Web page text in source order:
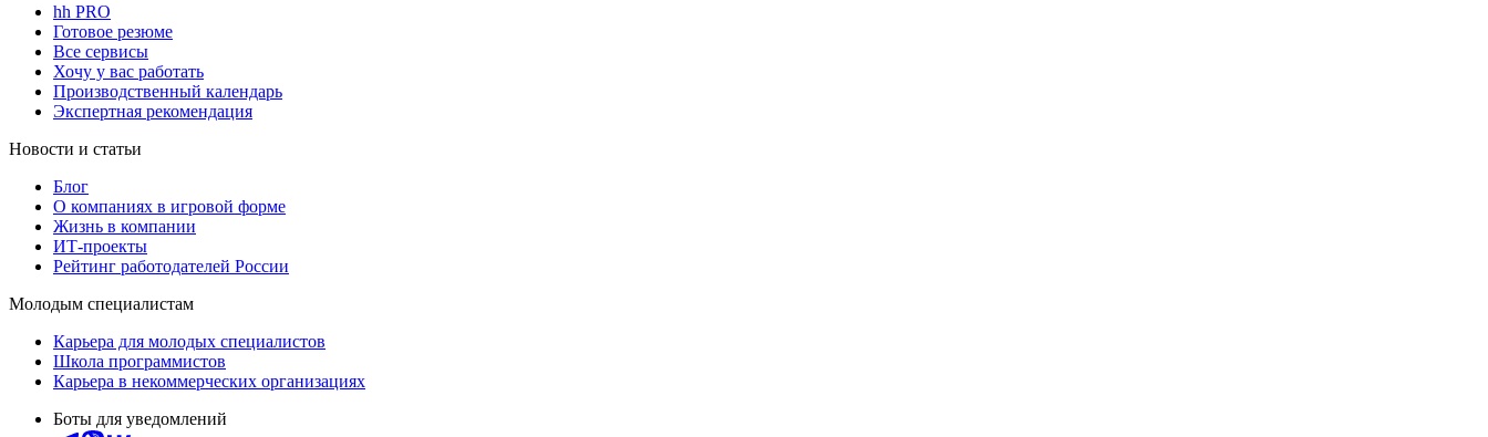
hh PRO
Готовое резюме
Все сервисы
Хочу у вас работать
Производственный календарь
Экспертная рекомендация
Новости и статьи
Блог
О компаниях в игровой форме
Жизнь в компании
ИТ-проекты
Рейтинг работодателей России
Молодым специалистам
Карьера для молодых специалистов
Школа программистов
Карьера в некоммерческих организациях
Боты для уведомлений